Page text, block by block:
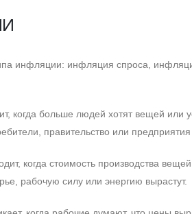
инфляции: инфляция спроса,
когда больше людей хотят вещей или
правительство или
когда стоимость производства
рабочую силу или энергию вырастут.